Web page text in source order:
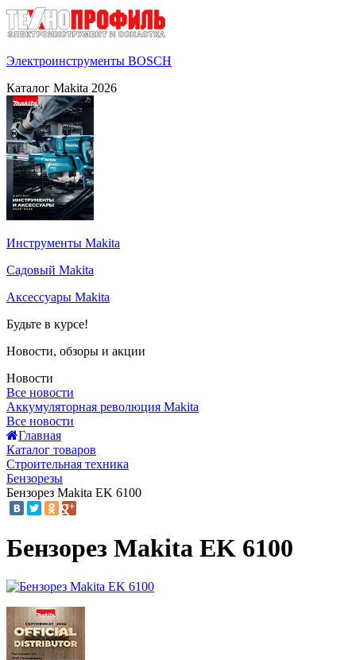
Электроинструменты BOSCH
Каталог Makita 2026
Инструменты Makita
Садовый Makita
Аксессуары Makita
Будьте в курсе!
Новости, обзоры и акции
Новости
Все новости
Аккумуляторная революция Makita
Все новости
Главная
Каталог товаров
Строительная техника
Бензорезы
Бензорез Makita EK 6100
Бензорез Makita EK 6100